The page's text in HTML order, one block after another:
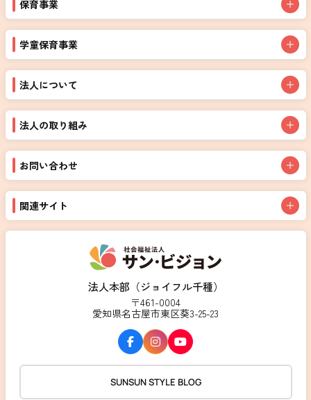
法人本部（ジョイフル千種）
〒461-0004
愛知県名古屋市東区葵3-25-23
SUNSUN STYLE BLOG
保育事業
学童保育事業
法人について
法人の取り組み
お問い合わせ
関連サイト